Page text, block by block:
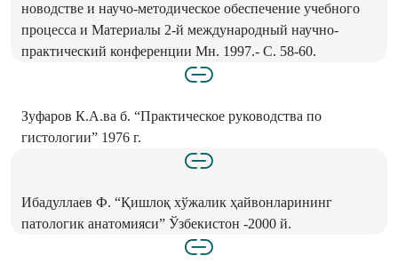
новодстве и научо-методическое обеспечение учебного
процесса и Материалы 2-й международный научно-
практический конференции Мн. 1997.- С. 58-60.
Зуфаров К.А.ва б. “Практическое руководства по
гистологии” 1976 г.
Ибадуллаев Ф. “Қишлоқ хўжалик ҳайвонларининг
патологик анатомияси” Ўзбекистон -2000 й.